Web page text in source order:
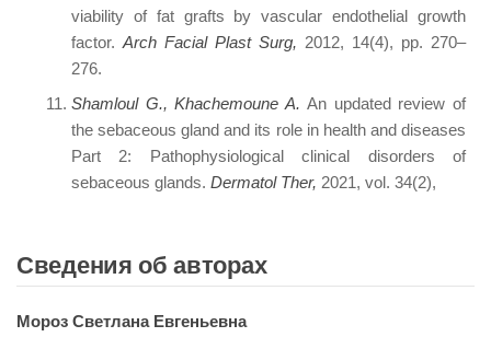
viability of fat grafts by vascular endothelial growth
factor. Arch Facial Plast Surg, 2012, 14(4), pp. 270–
276.
Shamloul G., Khachemoune A. An updated review of
the sebaceous gland and its role in health and diseases
Part 2: Pathophysiological clinical disorders of
sebaceous glands. Dermatol Ther, 2021, vol. 34(2),
Сведения об авторах
Мороз Светлана Евгеньевна